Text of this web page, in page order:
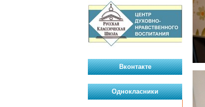
Вконтакте
Однокласники